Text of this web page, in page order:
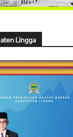
Lingga